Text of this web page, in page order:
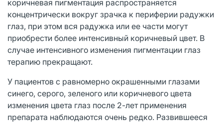
коричневая пигментация распространяется
концентрически вокруг зрачка к периферии радужки
глаз, при этом вся радужка или ее части могут
приобрести более интенсивный коричневый цвет. В
случае интенсивного изменения пигментации глаз
терапию прекращают.
У пациентов с равномерно окрашенными глазами
синего, серого, зеленого или коричневого цвета
изменения цвета глаз после 2-лет применения
препарата наблюдаются очень редко. Развившееся